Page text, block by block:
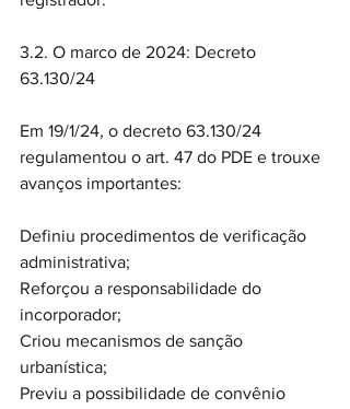
3.2. O marco de 2024: Decreto
63.130/24
Em 19/1/24, o decreto 63.130/24
regulamentou o art. 47 do PDE e trouxe
avanços importantes:
Definiu procedimentos de verificação
administrativa;
Reforçou a responsabilidade do
incorporador;
Criou mecanismos de sanção
urbanística;
Previu a possibilidade de convênio